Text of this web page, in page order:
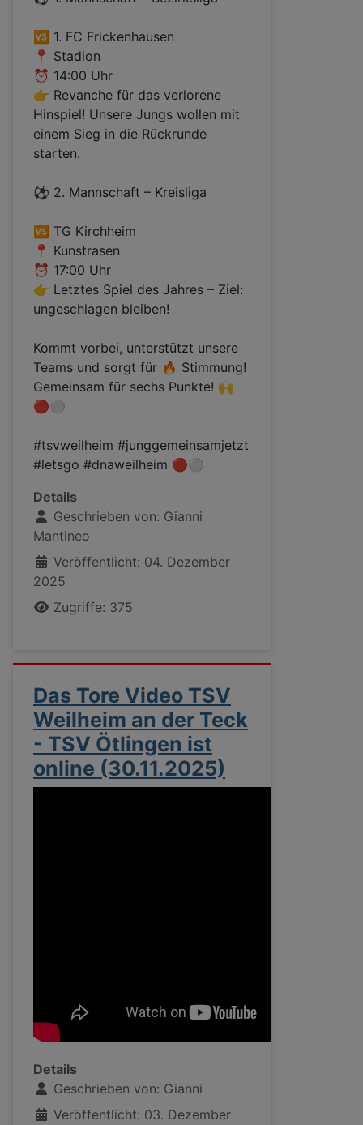
🆚 1. FC Frickenhausen
📍 Stadion
⏰ 14:00 Uhr
👉 Revanche für das verlorene
Hinspiel! Unsere Jungs wollen mit
einem Sieg in die Rückrunde
starten.
⚽ 2. Mannschaft – Kreisliga
🆚 TG Kirchheim
📍 Kunstrasen
⏰ 17:00 Uhr
👉 Letztes Spiel des Jahres – Ziel:
ungeschlagen bleiben!
Kommt vorbei, unterstützt unsere
Teams und sorgt für 🔥 Stimmung!
Gemeinsam für sechs Punkte! 🙌
🔴⚪
#tsvweilheim #junggemeinsamjetzt
#letsgo #dnaweilheim 🔴⚪
Details
Geschrieben von: Gianni
Mantineo
Veröffentlicht: 04. Dezember
2025
Zugriffe: 375
Das Tore Video TSV
Weilheim an der Teck
- TSV Ötlingen ist
online (30.11.2025)
Details
Geschrieben von: Gianni
Veröffentlicht: 03. Dezember